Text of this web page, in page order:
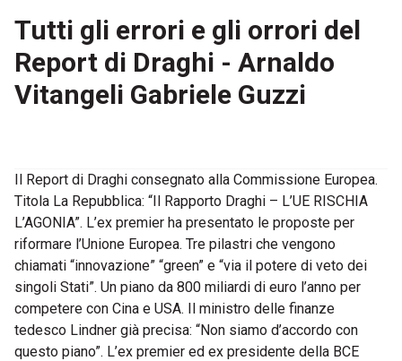
Tutti gli errori e gli orrori del
Report di Draghi - Arnaldo
Vitangeli Gabriele Guzzi
Il Report di Draghi consegnato alla Commissione Europea.
Titola La Repubblica: “Il Rapporto Draghi – L’UE RISCHIA
L’AGONIA”. L’ex premier ha presentato le proposte per
riformare l’Unione Europea. Tre pilastri che vengono
chiamati “innovazione” “green” e “via il potere di veto dei
singoli Stati”. Un piano da 800 miliardi di euro l’anno per
competere con Cina e USA. Il ministro delle finanze
tedesco Lindner già precisa: “Non siamo d’accordo con
questo piano”. L’ex premier ed ex presidente della BCE